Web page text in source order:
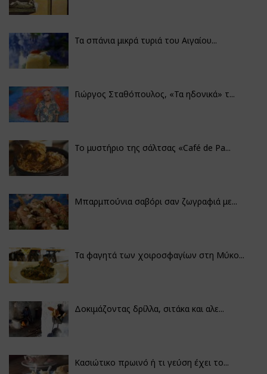
Τα σπάνια μικρά τυριά του Αιγαίου...
Γιώργος Σταθόπουλος, «Τα ηδονικά» τ...
Το μυστήριο της σάλτσας «Café de Pa...
Μπαρμπούνια σαβόρι σαν ζωγραφιά με...
Τα φαγητά των χοιροσφαγίων στη Μύκο...
Δοκιμάζοντας δρίλλα, σιτάκα και αλε...
Κασιώτικο πρωινό ή τι γεύση έχει το...